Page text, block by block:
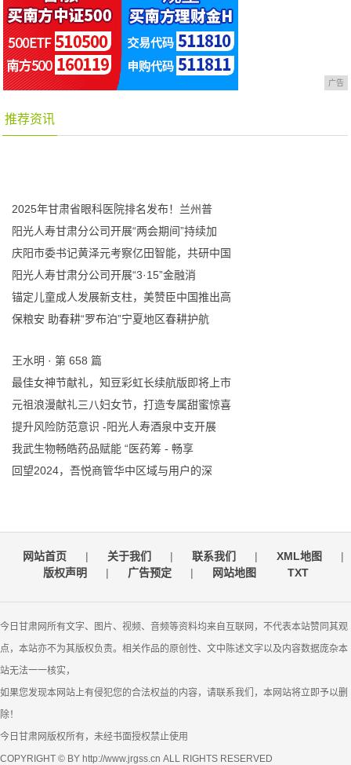
广告
推荐资讯
2025年甘肃省眼科医院排名发布！兰州普
阳光人寿甘肃分公司开展“两会期间”持续加
庆阳市委书记黄泽元考察亿田智能，共研中国
阳光人寿甘肃分公司开展“3·15”金融消
锚定儿童成人发展新支柱，美赞臣中国推出高
保粮安 助春耕“罗布泊”宁夏地区春耕护航
王水明 · 第 658 篇
最佳女神节献礼，知豆彩虹长续航版即将上市
元祖浪漫献礼三八妇女节，打造专属甜蜜惊喜
提升风险防范意识 -阳光人寿酒泉中支开展
我武生物畅皓药品赋能 “医药筹 - 畅享
回望2024，吾悦商管华中区域与用户的深
网站首页 | 关于我们 | 联系我们 | XML地图
|
版权声明
| 广告预定 | 网站地图 TXT
今日甘肃网所有文字、图片、视频、音频等资料均来自互联网，不代表本站赞同其观
点，本站亦不为其版权负责。相关作品的原创性、文中陈述文字以及内容数据庞杂本
站无法一一核实，
如果您发现本网站上有侵犯您的合法权益的内容，请联系我们，本网站将立即予以删
除！
今日甘肃网版权所有，未经书面授权禁止使用
COPYRIGHT © BY http://www.jrgss.cn ALL RIGHTS RESERVED